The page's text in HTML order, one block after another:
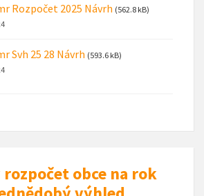
Rozpočet 2025 Návrh (562.8 kB)
Svh 25 28 Návrh (593.6 kB)
obce na rok